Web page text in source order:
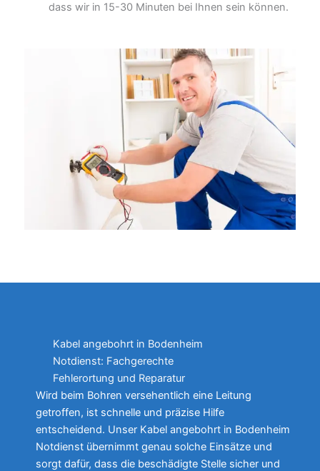
dass wir in 15-30 Minuten bei Ihnen sein können.
Kabel angebohrt in Bodenheim
Notdienst: Fachgerechte
Fehlerortung und Reparatur
Wird beim Bohren versehentlich eine Leitung
getroffen, ist schnelle und präzise Hilfe
entscheidend. Unser Kabel angebohrt in Bodenheim
Notdienst übernimmt genau solche Einsätze und
sorgt dafür, dass die beschädigte Stelle sicher und